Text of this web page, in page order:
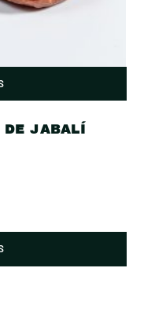
DE JABALÍ